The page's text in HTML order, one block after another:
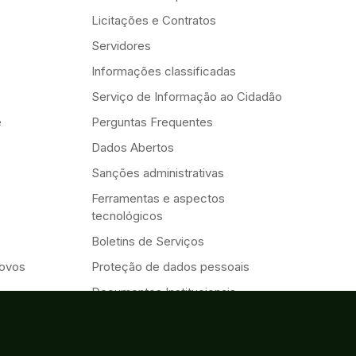
Licitações e Contratos
Servidores
Informações classificadas
Serviço de Informação ao Cidadão
Perguntas Frequentes
Dados Abertos
Sanções administrativas
Ferramentas e aspectos
tecnológicos
Boletins de Serviços
Proteção de dados pessoais
Documentos Institucionais